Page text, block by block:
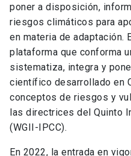
poner a disposición,
riesgos climáticos para
en materia de adaptación.
plataforma que conforma
sistematiza, integra y
científico desarrollado en
conceptos de riesgos y
las directrices del Quinto
(WGII-IPCC).
En 2022, la entrada en